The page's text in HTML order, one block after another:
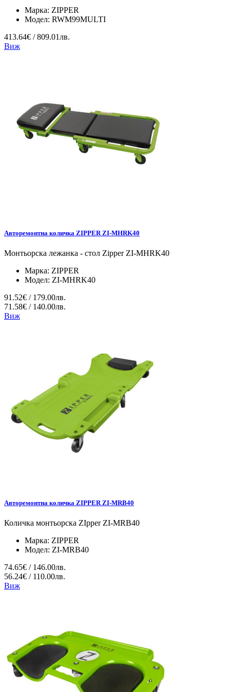
Марка: ZIPPER
Модел: RWM99MULTI
413.64€ / 809.01лв.
Виж
Авторемонтна количка ZIPPER ZI-MHRK40
Монтьорска лежанка - стол Zipper ZI-MHRK40
Марка: ZIPPER
Модел: ZI-MHRK40
91.52€ / 179.00лв.
71.58€ / 140.00лв.
Виж
Авторемонтна количка ZIPPER ZI-MRB40
Количка монтьорска ZIpper ZI-MRB40
Марка: ZIPPER
Модел: ZI-MRB40
74.65€ / 146.00лв.
56.24€ / 110.00лв.
Виж